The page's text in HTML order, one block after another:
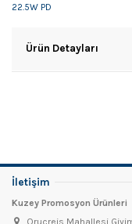
22.5W PD
Ürün Detayları
İletişim
Kuzey Promosyon Ürünleri
Oruçreis Mahallesi